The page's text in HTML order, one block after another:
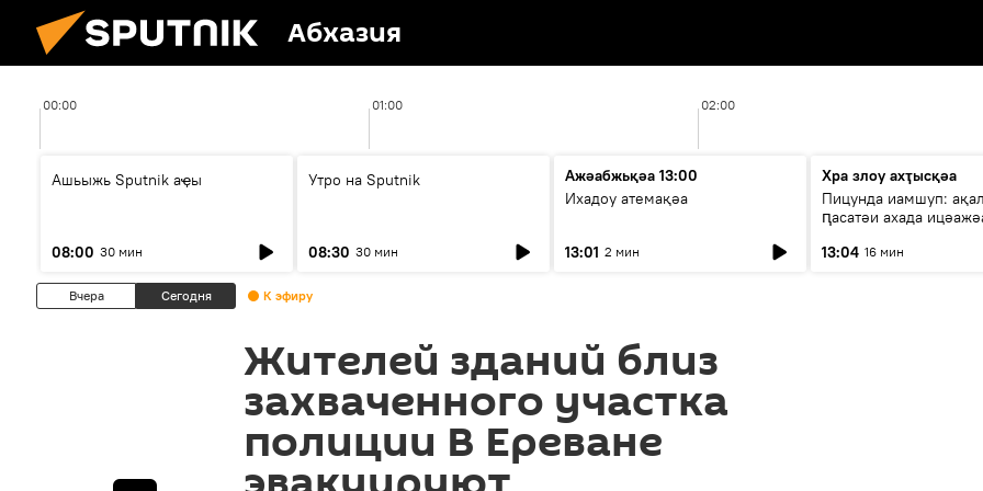
Абхазия
00:00 01:00 02:00
Ашьыжь Sputnik аҿы
08:00 30 мин
Утро на Sputnik
08:30 30 мин
Ажәабжьқәа 13:00
Ихадоу атемақәа
13:01 2 мин
Хра злоу ахҭысқәа
Пицунда иамшуп:
ԥасатәи ахада
13:04 16 мин
Вчера Сегодня К эфиру
Жителей зданий близ
захваченного участка
полиции В Ереване